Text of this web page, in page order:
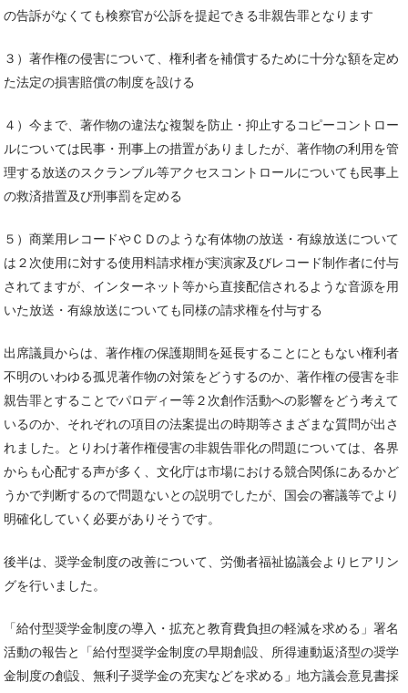
の告訴がなくても検察官が公訴を提起できる非親告罪となります
３）著作権の侵害について、権利者を補償するために十分な額を定め
た法定の損害賠償の制度を設ける
４）今まで、著作物の違法な複製を防止・抑止するコピーコントロー
ルについては民事・刑事上の措置がありましたが、著作物の利用を管
理する放送のスクランブル等アクセスコントロールについても民事上
の救済措置及び刑事罰を定める
５）商業用レコードやＣＤのような有体物の放送・有線放送について
は２次使用に対する使用料請求権が実演家及びレコード制作者に付与
されてますが、インターネット等から直接配信されるような音源を用
いた放送・有線放送についても同様の請求権を付与する
出席議員からは、著作権の保護期間を延長することにともない権利者
不明のいわゆる孤児著作物の対策をどうするのか、著作権の侵害を非
親告罪とすることでパロディー等２次創作活動への影響をどう考えて
いるのか、それぞれの項目の法案提出の時期等さまざまな質問が出さ
れました。とりわけ著作権侵害の非親告罪化の問題については、各界
からも心配する声が多く、文化庁は市場における競合関係にあるかど
うかで判断するので問題ないとの説明でしたが、国会の審議等でより
明確化していく必要がありそうです。
後半は、奨学金制度の改善について、労働者福祉協議会よりヒアリン
グを行いました。
「給付型奨学金制度の導入・拡充と教育費負担の軽減を求める」署名
活動の報告と「給付型奨学金制度の早期創設、所得連動返済型の奨学
金制度の創設、無利子奨学金の充実などを求める」地方議会意見書採